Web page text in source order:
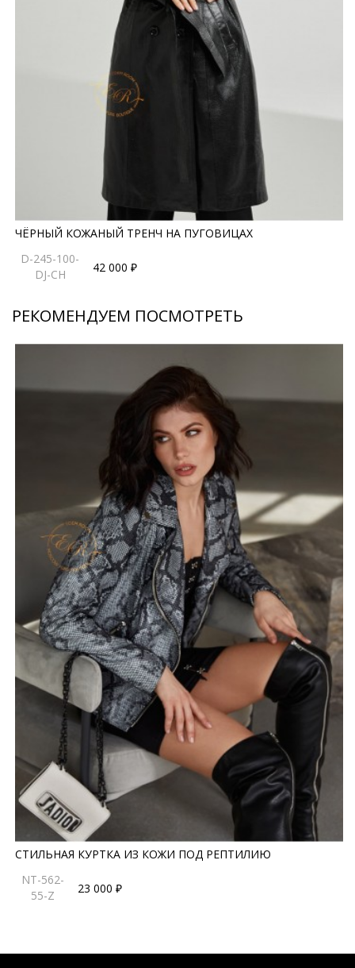
ЧЁРНЫЙ КОЖАНЫЙ ТРЕНЧ НА ПУГОВИЦАХ
D-245-100-
DJ-CH
42 000 ₽
РЕКОМЕНДУЕМ ПОСМОТРЕТЬ
СТИЛЬНАЯ КУРТКА ИЗ КОЖИ ПОД РЕПТИЛИЮ
NT-562-
55-Z
23 000 ₽